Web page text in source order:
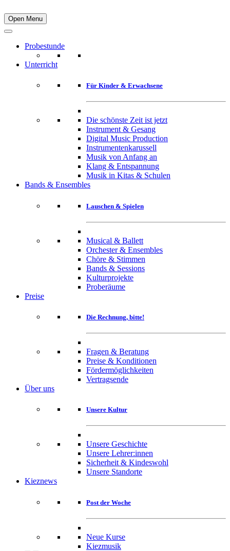
Open Menu
Probestunde
Unterricht
Für Kinder & Erwachsene
Die schönste Zeit ist jetzt
Instrument & Gesang
Digital Music Production
Instrumentenkarussell
Musik von Anfang an
Klang & Entspannung
Musik in Kitas & Schulen
Bands & Ensembles
Lauschen & Spielen
Musical & Ballett
Orchester & Ensembles
Chöre & Stimmen
Bands & Sessions
Kulturprojekte
Proberäume
Preise
Die Rechnung, bitte!
Fragen & Beratung
Preise & Konditionen
Fördermöglichkeiten
Vertragsende
Über uns
Unsere Kultur
Unsere Geschichte
Unsere Lehrer:innen
Sicherheit & Kindeswohl
Unsere Standorte
Kieznews
Post der Woche
Neue Kurse
Kiezmusik